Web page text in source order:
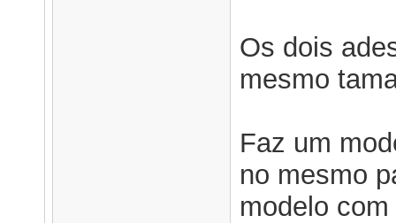
Os dois
mesmo
Faz um
no mesmo
modelo